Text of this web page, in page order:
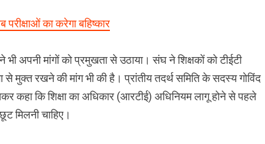
का करेगा बहिष्कार
भी अपनी मांगों को प्रमुखता से उठाया। संघ ने शिक्षकों को टीईटी
से मुक्त रखने की मांग भी की है। प्रांतीय तदर्थ समिति के सदस्य गोविंद
कहा कि शिक्षा का अधिकार (आरटीई) अधिनियम लागू होने से पहले
मिलनी चाहिए।